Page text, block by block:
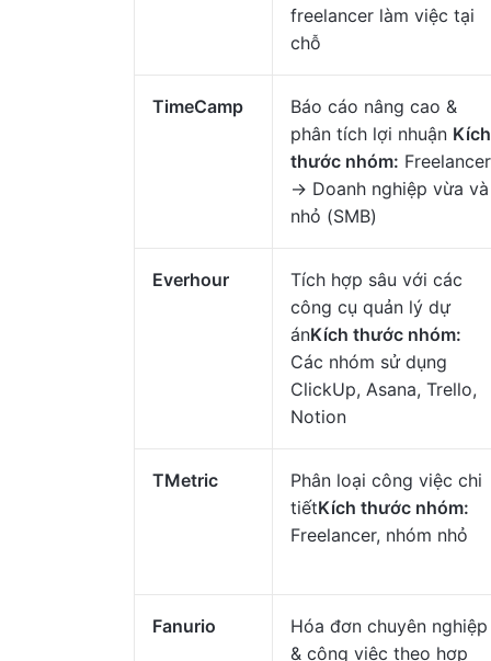
freelancer làm việc tại
chỗ
TimeCamp
Báo cáo nâng cao &
phân tích lợi nhuận Kích
thước nhóm: Freelancer
→ Doanh nghiệp vừa và
nhỏ (SMB)
Everhour
Tích hợp sâu với các
công cụ quản lý dự
ánKích thước nhóm:
Các nhóm sử dụng
ClickUp, Asana, Trello,
Notion
TMetric
Phân loại công việc chi
tiếtKích thước nhóm:
Freelancer, nhóm nhỏ
Fanurio
Hóa đơn chuyên nghiệp
& công việc theo hợp